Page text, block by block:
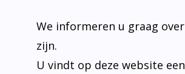
We informeren u graag
zijn.
U vindt op deze website